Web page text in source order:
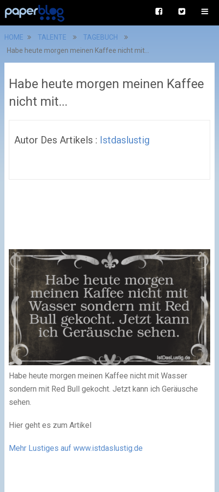
HOME TALENTE
TAGEBUCH
Habe heute morgen meinen Kaffee nicht mit...
Habe heute morgen meinen Kaffee
nicht mit...
Autor Des Artikels : Istdaslustig
Habe heute morgen meinen Kaffee nicht mit Wasser
sondern mit Red Bull gekocht. Jetzt kann ich Geräusche
sehen.
Hier geht es zum Artikel
Mehr Lustiges auf www.istdaslustig.de